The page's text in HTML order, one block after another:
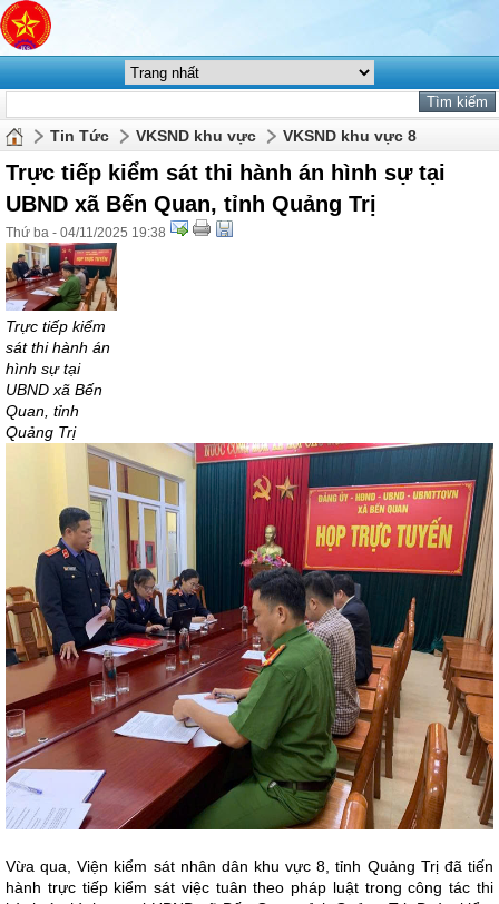
Tin Tức VKSND khu vực VKSND khu vực 8
Trực tiếp kiểm sát thi hành án hình sự tại
UBND xã Bến Quan, tỉnh Quảng Trị
Thứ ba - 04/11/2025 19:38
Trực tiếp kiểm
sát thi hành án
hình sự tại
UBND xã Bến
Quan, tỉnh
Quảng Trị
Vừa qua, Viện kiểm sát nhân dân khu vực 8, tỉnh Quảng Trị đã tiến
hành trực tiếp kiểm sát việc tuân theo pháp luật trong công tác thi